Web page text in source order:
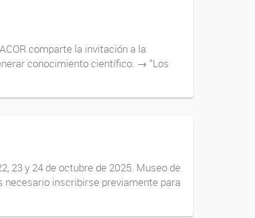
comparte la invitación a la
conocimiento científico. → “Los
23 y 24 de octubre de 2025. Museo de
necesario inscribirse previamente para